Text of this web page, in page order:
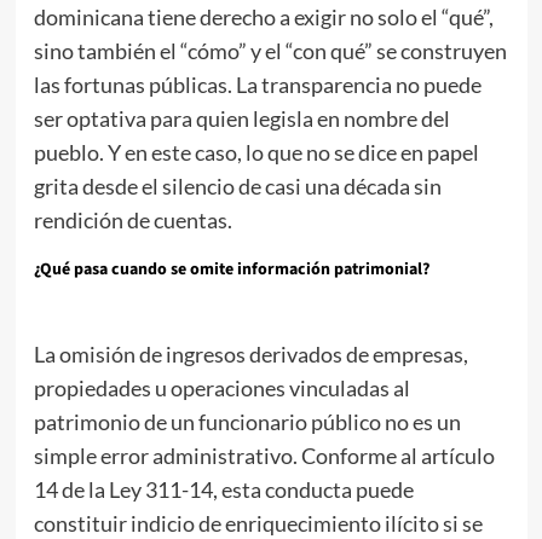
dominicana tiene derecho a exigir no solo el “qué”,
sino también el “cómo” y el “con qué” se construyen
las fortunas públicas. La transparencia no puede
ser optativa para quien legisla en nombre del
pueblo. Y en este caso, lo que no se dice en papel
grita desde el silencio de casi una década sin
rendición de cuentas.
¿Qué pasa cuando se omite información patrimonial?
La omisión de ingresos derivados de empresas,
propiedades u operaciones vinculadas al
patrimonio de un funcionario público no es un
simple error administrativo. Conforme al artículo
14 de la Ley 311-14, esta conducta puede
constituir indicio de enriquecimiento ilícito si se